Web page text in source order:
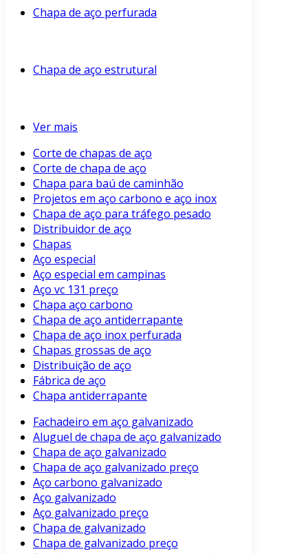
Chapa de aço perfurada
Chapa de aço estrutural
Ver mais
Corte de chapas de aço
Corte de chapa de aço
Chapa para baú de caminhão
Projetos em aço carbono e aço inox
Chapa de aço para tráfego pesado
Distribuidor de aço
Chapas
Aço especial
Aço especial em campinas
Aço vc 131 preço
Chapa aço carbono
Chapa de aço antiderrapante
Chapa de aço inox perfurada
Chapas grossas de aço
Distribuição de aço
Fábrica de aço
Chapa antiderrapante
Fachadeiro em aço galvanizado
Aluguel de chapa de aço galvanizado
Chapa de aço galvanizado
Chapa de aço galvanizado preço
Aço carbono galvanizado
Aço galvanizado
Aço galvanizado preço
Chapa de galvanizado
Chapa de galvanizado preço